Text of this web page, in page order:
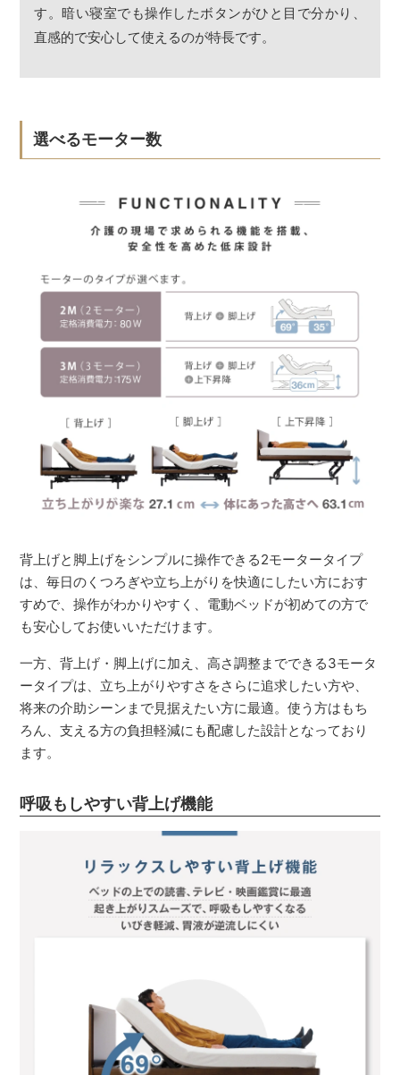
す。暗い寝室でも操作したボタンがひと目で分かり、
直感的で安心して使えるのが特長です。
選べるモーター数
背上げと脚上げをシンプルに操作できる2モータータイプ
は、毎日のくつろぎや立ち上がりを快適にしたい方におす
すめで、操作がわかりやすく、電動ベッドが初めての方で
も安心してお使いいただけます。
一方、背上げ・脚上げに加え、高さ調整までできる3モータ
ータイプは、立ち上がりやすさをさらに追求したい方や、
将来の介助シーンまで見据えたい方に最適。使う方はもち
ろん、支える方の負担軽減にも配慮した設計となっており
ます。
呼吸もしやすい背上げ機能